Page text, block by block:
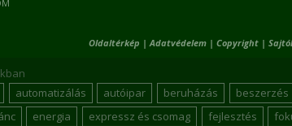
Oldaltérkép |Adatvédelem | Copyright |
automatizálás autóipar beruházás beszerzés
energia expressz és csomag fejlesztés